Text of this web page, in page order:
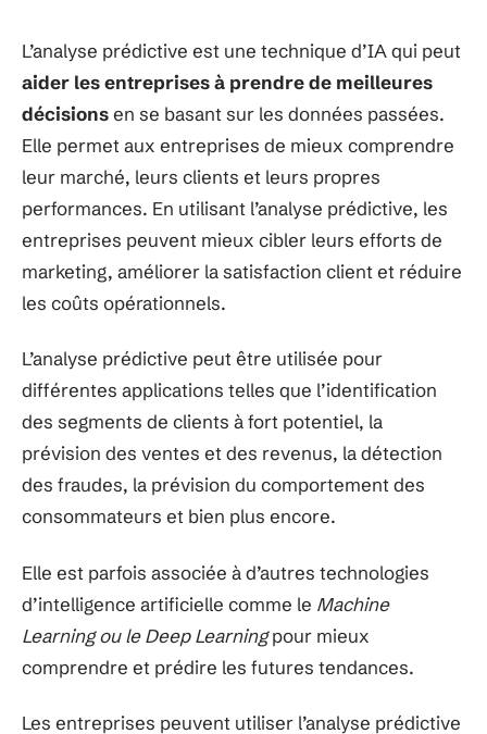
L’analyse prédictive est une technique d’IA qui peut
aider les entreprises à prendre de meilleures
décisionsen se basant sur les données passées.
Elle permet aux entreprises de mieux comprendre
leur marché, leurs clients et leurs propres
performances. En utilisant l’analyse prédictive, les
entreprises peuvent mieux cibler leurs efforts de
marketing, améliorer la satisfaction client et réduire
les coûts opérationnels.
L’analyse prédictive peut être utilisée pour
différentes applications telles que l’identification
des segments de clients à fort potentiel, la
prévision des ventes et des revenus, la détection
des fraudes, la prévision du comportement des
consommateurs et bien plus encore.
Elle est parfois associée à d’autres technologies
d’intelligence artificielle comme le Machine
Learning ou le Deep Learningpour mieux
comprendre et prédire les futures tendances.
Les entreprises peuvent utiliser l’analyse prédictive